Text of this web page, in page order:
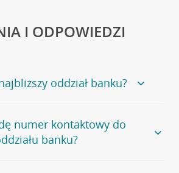
I ODPOWIEDZI
oddział banku?
naszego banku, zapraszamy na
, na której znajduje się
numer kontaktowy do
banku?